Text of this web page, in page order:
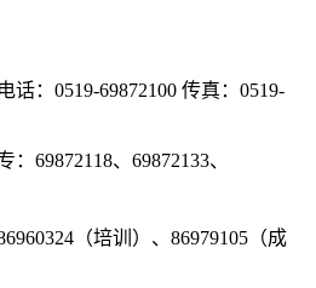
：0519-69872100 传真：0519-
69872118、69872133、
（培训）、86979105（成